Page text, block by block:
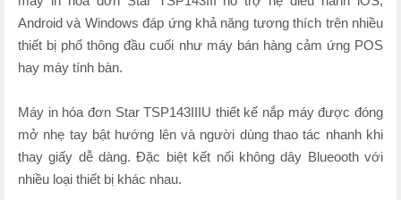
Android và Windows đáp ứng khả năng tương thích trên nhiều
thiết bị phổ thông đầu cuối như máy bán hàng cảm ứng POS
hay máy tính bàn.
Máy in hóa đơn Star TSP143IIIU thiết kế nắp máy được đóng
mở nhẹ tay bật hướng lên và người dùng thao tác nhanh khi
thay giấy dễ dàng. Đặc biệt kết nối không dây Blueooth với
nhiều loại thiết bị khác nhau.